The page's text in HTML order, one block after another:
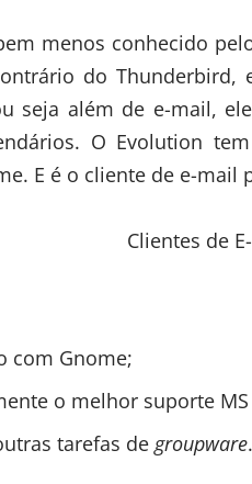
menos conhecido
do
seja além de e-mail,
O Evolution
E é o cliente de e-mail
com Gnome;
o melhor suporte
tarefas de groupware.